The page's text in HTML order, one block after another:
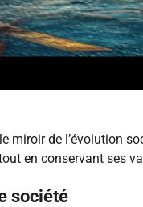
miroir de l’évolution
en conservant ses
société